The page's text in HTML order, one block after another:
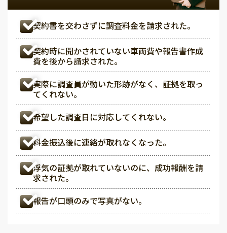
契約書を交わさずに調査料金を請求された。
契約時に聞かされていない車両費や報告書作成
費を後から請求された。
実際に調査員が動いた形跡がなく、証拠を取っ
てくれない。
希望した調査日に対応してくれない。
料金振込後に連絡が取れなくなった。
浮気の証拠が取れていないのに、成功報酬を請
求された。
報告が口頭のみで写真がない。